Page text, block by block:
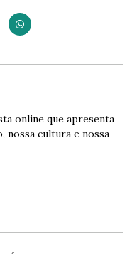
online que apresenta
nossa cultura e nossa